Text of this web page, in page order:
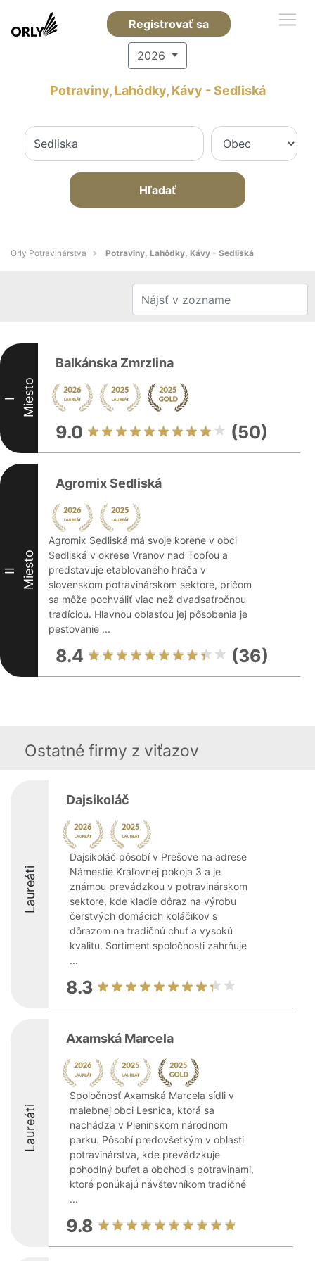
Registrovať sa
2026
Potraviny, Lahôdky, Kávy - Sedliská
Hľadať
Orly Potravinárstva Potraviny, Lahôdky, Kávy - Sedliská
I Miesto
Balkánska Zmrzlina
9.0 (50)
II Miesto
Agromix Sedliská
Agromix Sedliská má svoje korene v obci
Sedliská v okrese Vranov nad Topľou a
predstavuje etablovaného hráča v
slovenskom potravinárskom sektore, pričom
sa môže pochváliť viac než dvadsaťročnou
tradíciou. Hlavnou oblasťou jej pôsobenia je
pestovanie ...
8.4 (36)
Ostatné firmy z viťazov
Laureáti
Dajsikoláč
Dajsikoláč pôsobí v Prešove na adrese
Námestie Kráľovnej pokoja 3 a je
známou prevádzkou v potravinárskom
sektore, kde kladie dôraz na výrobu
čerstvých domácich koláčikov s
dôrazom na tradičnú chuť a vysokú
kvalitu. Sortiment spoločnosti zahrňuje
...
8.3
Laureáti
Axamská Marcela
Spoločnosť Axamská Marcela sídli v
malebnej obci Lesnica, ktorá sa
nachádza v Pieninskom národnom
parku. Pôsobí predovšetkým v oblasti
potravinárstva, kde prevádzkuje
pohodlný bufet a obchod s potravinami,
ktoré ponúkajú návštevníkom tradičné
...
9.8